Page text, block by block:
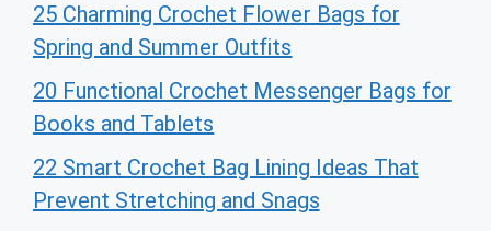
25 Charming Crochet Flower Bags for
Spring and Summer Outfits
20 Functional Crochet Messenger Bags for
Books and Tablets
22 Smart Crochet Bag Lining Ideas That
Prevent Stretching and Snags